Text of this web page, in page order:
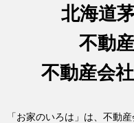
北海道
不動
不動産会
「お家のいろは」は、不動